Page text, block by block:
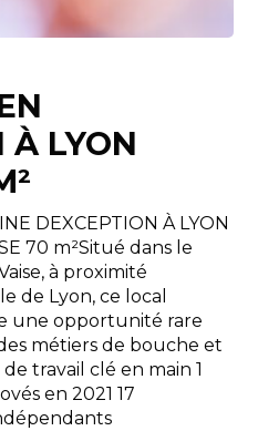
À LYON
DEXCEPTION À LYON
70 m²Situé dans le
à proximité
de Lyon, ce local
une opportunité rare
métiers de bouche et
travail clé en main 1
en 2021 17